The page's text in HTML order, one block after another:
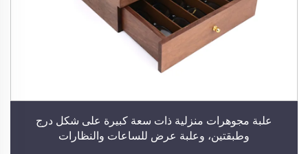
علبة مجوهرات منزلية ذات سعة كبيرة على شكل درج
وطبقتين، وعلبة عرض للساعات والنظارات